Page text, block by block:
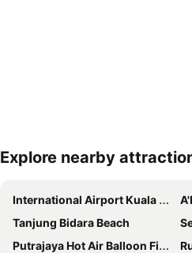
Kembangkan peta
Explore nearby
International Airport Kuala Lumpur
Tanjung Bidara Beach
Putrajaya Hot Air Balloon Fiesta